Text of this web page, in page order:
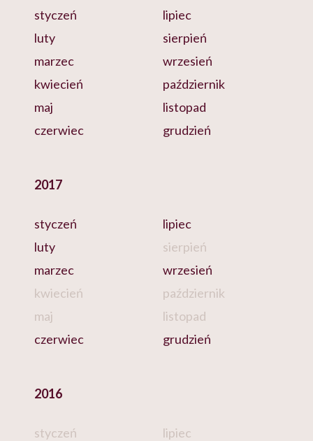
styczeń
luty
marzec
kwiecień
maj
czerwiec
lipiec
sierpień
wrzesień
październik
listopad
grudzień
2017
styczeń
luty
marzec
kwiecień
maj
czerwiec
lipiec
sierpień
wrzesień
październik
listopad
grudzień
2016
styczeń
lipiec